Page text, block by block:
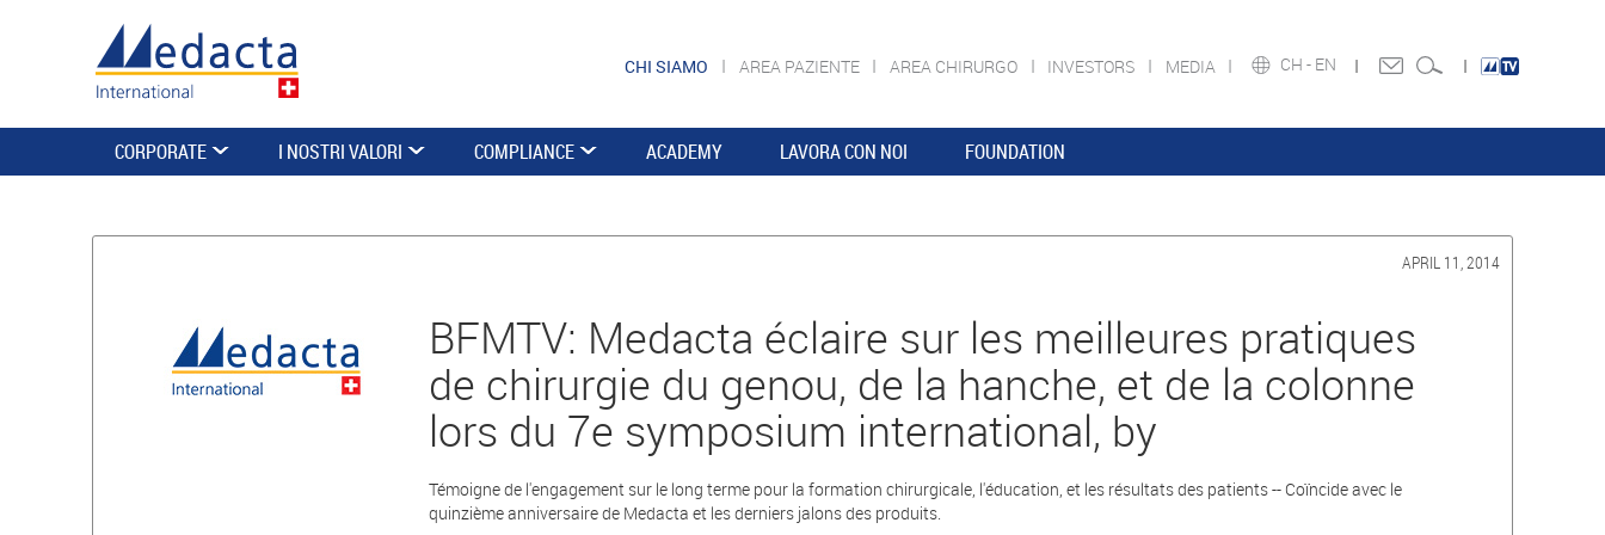
CH - EN
CHI SIAMO AREA PAZIENTE AREA CHIRURGO INVESTORS MEDIA
CORPORATE I NOSTRI VALORI COMPLIANCE ACADEMY LAVORA CON NOI FOUNDATION
APRIL 11, 2014
BFMTV: Medacta éclaire sur les meilleures pratiques
de chirurgie du genou, de la hanche, et de la colonne
lors du 7e symposium international, by
Témoigne de l'engagement sur le long terme pour la formation chirurgicale, l'éducation, et les résultats des patients -- Coïncide avec le
quinzième anniversaire de Medacta et les derniers jalons des produits.